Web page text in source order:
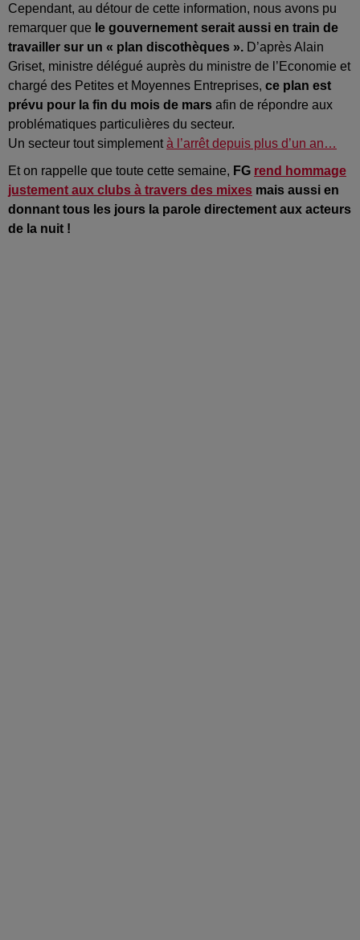
Cependant, au détour de cette information, nous avons pu
remarquer que le gouvernement serait aussi en train de
travailler sur un « plan discothèques ». D’après Alain
Griset, ministre délégué auprès du ministre de l’Economie et
chargé des Petites et Moyennes Entreprises, ce plan est
prévu pour la fin du mois de mars afin de répondre aux
problématiques particulières du secteur.
Un secteur tout simplementà l’arrêt depuis plus d’un an…
Et on rappelle que toute cette semaine, FG rend hommage
justement aux clubs à travers des mixes mais aussi en
donnant tous les jours la parole directement aux acteurs
de la nuit !